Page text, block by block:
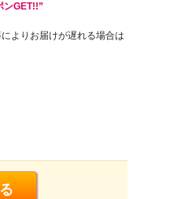
ンGET!!”
によりお届けが遅れる場合は